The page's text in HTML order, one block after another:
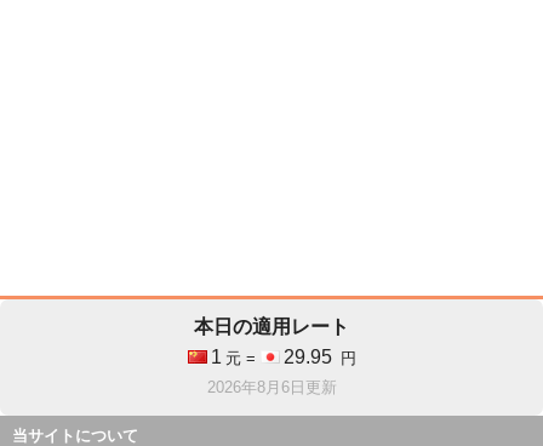
本日の適用レート
1 元 = 29.95
円
2026年8月6日更新
当サイトについて